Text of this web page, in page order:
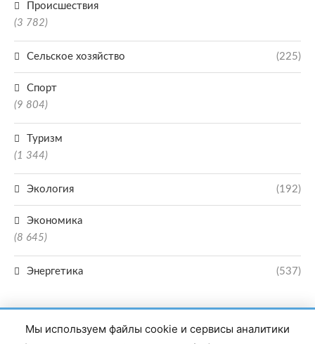
Происшествия
(3 782)
Сельское хозяйство (225)
Спорт
(9 804)
Туризм
(1 344)
Экология (192)
Экономика
(8 645)
Энергетика (537)
Мы используем файлы cookie и сервисы аналитики